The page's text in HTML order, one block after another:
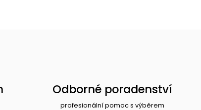
Odborné poradenství
profesionální pomoc s výběrem